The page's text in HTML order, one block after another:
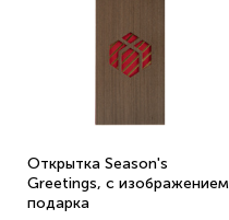
Открытка Season's
Greetings, с изображением
подарка